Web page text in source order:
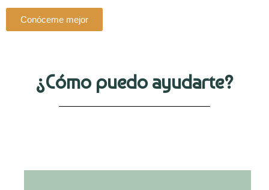
Conóceme mejor
¿Cómo puedo ayudarte?